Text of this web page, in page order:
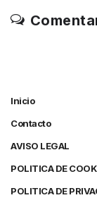
Inicio
Contacto
AVISO LEGAL
POLITICA DE
POLITICA DE